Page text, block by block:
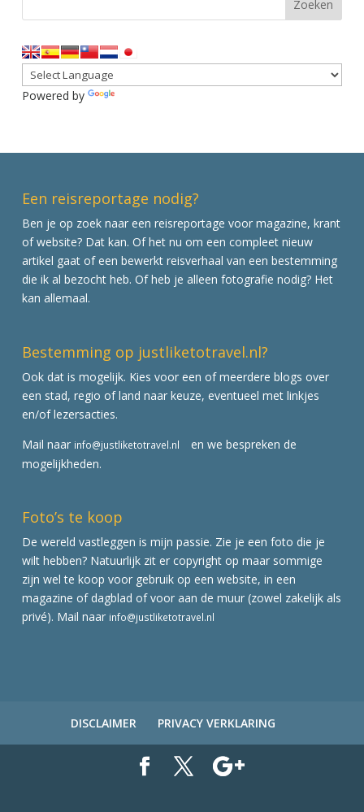
Powered by
Een reisreportage nodig?
Ben je op zoek naar een reisreportage voor magazine, krant
of website? Dat kan. Of het nu om een compleet nieuw
artikel gaat of een bewerkt reisverhaal van een bestemming
die ik al bezocht heb. Of heb je alleen fotografie nodig? Het
kan allemaal.
Bestemming op justliketotravel.nl?
Ook dat is mogelijk. Kies voor een of meerdere blogs over
een stad, regio of land naar keuze, eventueel met linkjes
en/of lezersacties.
Mail naar info@justliketotravel.nl
en we bespreken de
mogelijkheden.
Foto’s te koop
De wereld vastleggen is mijn passie. Zie je een foto die je
wilt hebben? Natuurlijk zit er copyright op maar sommige
zijn wel te koop voor gebruik op een website, in een
magazine of dagblad of voor aan de muur (zowel zakelijk als
privé). Mail naar info@justliketotravel.nl
DISCLAIMER PRIVACY VERKLARING